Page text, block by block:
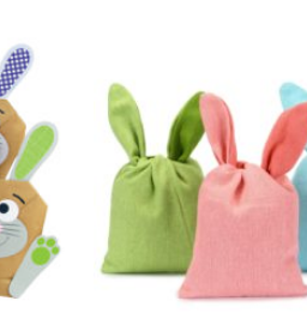
Add to
wishlist